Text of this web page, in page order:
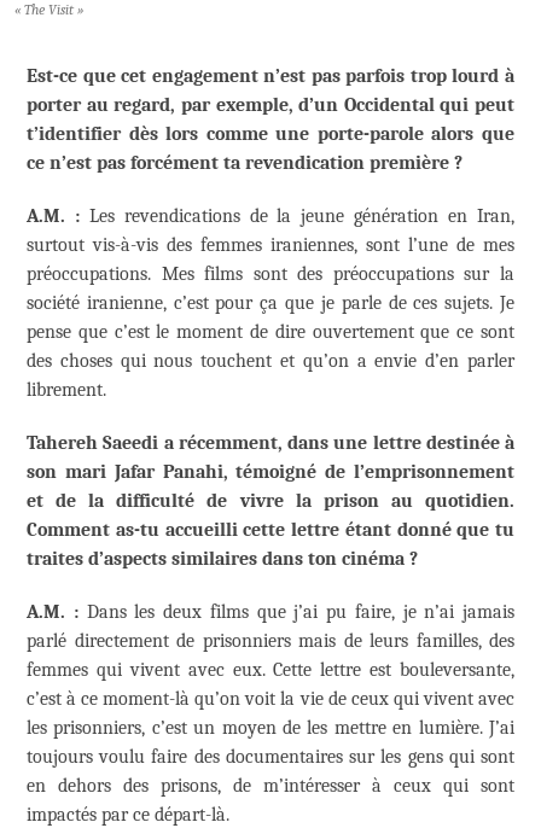
« The Visit »
Est-ce que cet engagement n’est pas parfois trop lourd à
porter au regard, par exemple, d’un Occidental qui peut
t’identifier dès lors comme une porte-parole alors que
ce n’est pas forcément ta revendication première ?
A.M. :Les revendications de la jeune génération en Iran,
surtout vis-à-vis des femmes iraniennes, sont l’une de mes
préoccupations. Mes films sont des préoccupations sur la
société iranienne, c’est pour ça que je parle de ces sujets. Je
pense que c’est le moment de dire ouvertement que ce sont
des choses qui nous touchent et qu’on a envie d’en parler
librement.
Tahereh Saeedi a récemment, dans une lettre destinée à
son mari Jafar Panahi, témoigné de l’emprisonnement
et de la difficulté de vivre la prison au quotidien.
Comment as-tu accueilli cette lettre étant donné que tu
traites d’aspects similaires dans ton cinéma ?
A.M. :Dans les deux films que j’ai pu faire, je n’ai jamais
parlé directement de prisonniers mais de leurs familles, des
femmes qui vivent avec eux. Cette lettre est bouleversante,
c’est à ce moment-là qu’on voit la vie de ceux qui vivent avec
les prisonniers, c’est un moyen de les mettre en lumière. J’ai
toujours voulu faire des documentaires sur les gens qui sont
en dehors des prisons, de m’intéresser à ceux qui sont
impactés par ce départ-là.